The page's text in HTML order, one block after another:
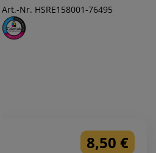
Art.-Nr. HSRE158001-76495
8,50 €